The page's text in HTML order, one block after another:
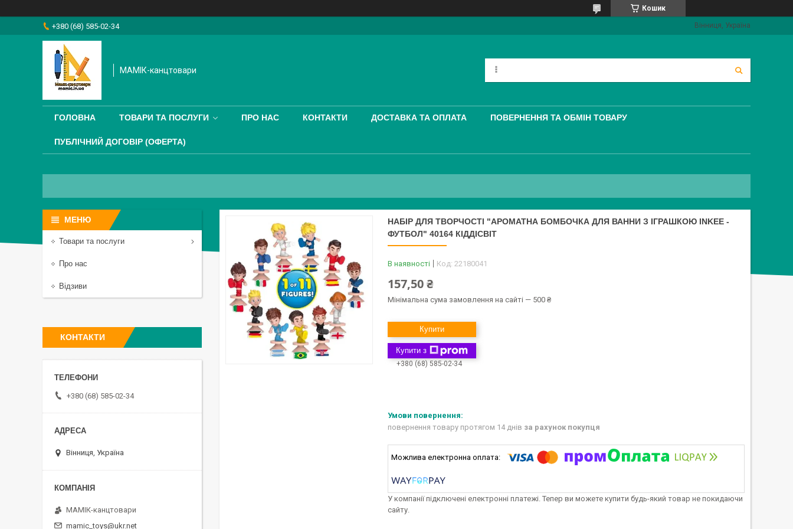
Кошик
+380 (68) 585-02-34 Вінниця, Україна
МАМІК-канцтовари
ГОЛОВНА ТОВАРИ ТА ПОСЛУГИ ПРО НАС КОНТАКТИ ДОСТАВКА ТА ОПЛАТА ПОВЕРНЕННЯ ТА ОБМІН ТОВАРУ
ПУБЛІЧНИЙ ДОГОВІР (ОФЕРТА)
НАБІР ДЛЯ ТВОРЧОСТІ "АРОМАТНА БОМБОЧКА ДЛЯ ВАННИ З ІГРАШКОЮ INKEE -
ФУТБОЛ" 40164 КІДДІСВІТ
В наявності Код: 22180041
157,50 ₴
Мінімальна сума замовлення на сайті — 500 ₴
Купити
Купити з
+380 (68) 585-02-34
повернення товару протягом 14 днів за рахунок покупця
У компанії підключені електронні платежі. Тепер ви можете купити будь-який товар не покидаючи
сайту.
Товари та послуги
Про нас
Відзиви
КОНТАКТИ
+380 (68) 585-02-34
Вінниця, Україна
МАМІК-канцтовари
mamic_toys@ukr.net